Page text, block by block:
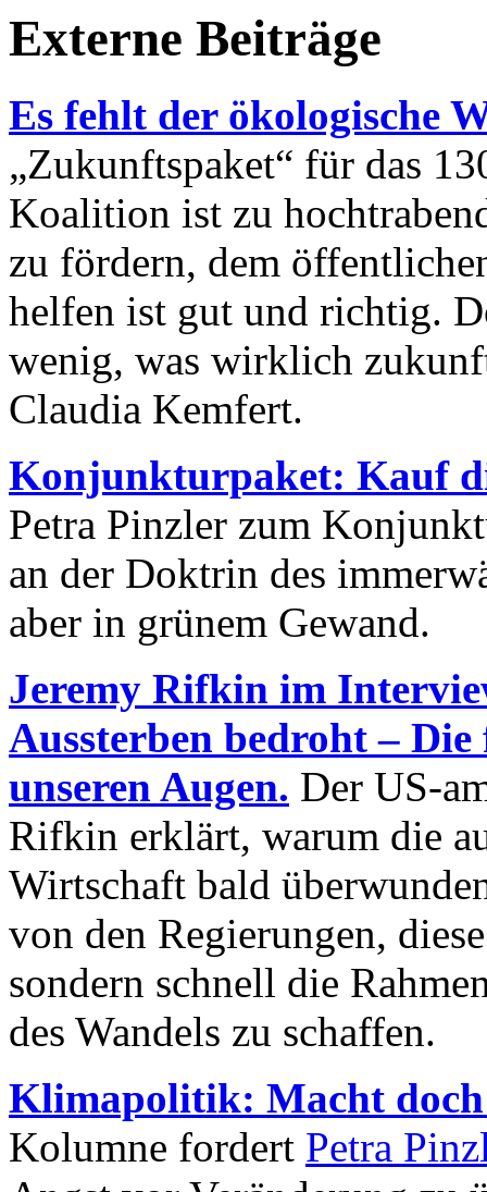
Externe Beiträge
Es fehlt der ökologische
„Zukunftspaket“ für das
Koalition ist zu
zu fördern, dem
helfen ist gut und richtig.
wenig, was wirklich
Claudia Kemfert.
Konjunkturpaket: Kauf
Petra Pinzler zum
an der Doktrin des
aber in grünem Gewand.
Jeremy Rifkin im
Aussterben bedroht –
unseren Augen. Der US-
Rifkin erklärt, warum die
Wirtschaft bald
von den Regierungen,
sondern schnell die
des Wandels zu schaffen.
Klimapolitik: Macht
Kolumne fordert Petra